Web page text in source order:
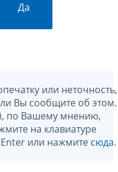
Да
или неточность,
Вы сообщите об этом.
по Вашему мнению,
на клавиатуре
или нажмите сюда.